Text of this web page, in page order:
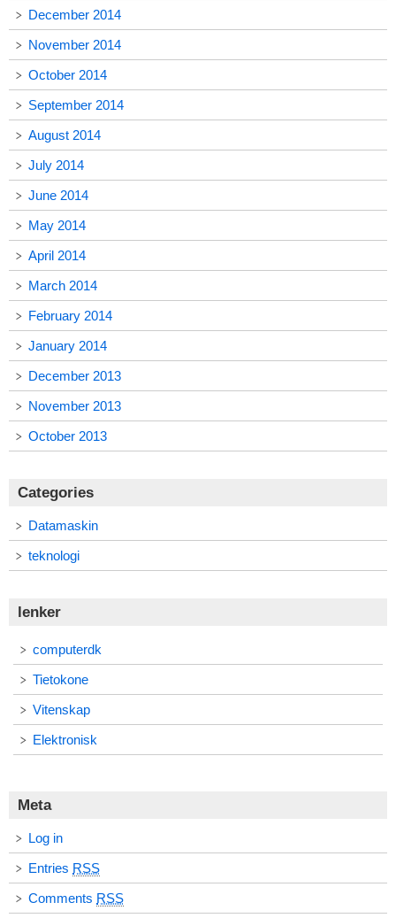
December 2014
November 2014
October 2014
September 2014
August 2014
July 2014
June 2014
May 2014
April 2014
March 2014
February 2014
January 2014
December 2013
November 2013
October 2013
Categories
Datamaskin
teknologi
lenker
computerdk
Tietokone
Vitenskap
Elektronisk
Meta
Log in
Entries RSS
Comments RSS